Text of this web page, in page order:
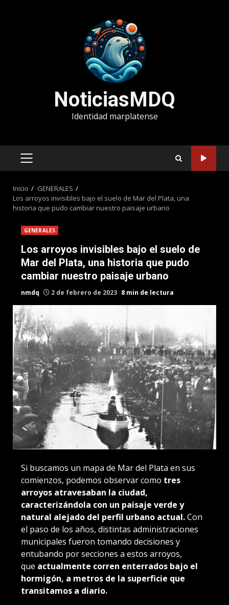
NoticiasMDQ
Identidad marplatense
MENÚ
Inicio
GENERALES
Los arroyos invisibles bajo el suelo de Mar del Plata, una
historia que pudo cambiar nuestro paisaje urbano
GENERALES
Los arroyos invisibles bajo el suelo de
Mar del Plata, una historia que pudo
cambiar nuestro paisaje urbano
nmdq 2 de febrero de 2023 8 min de lectura
Si buscamos un mapa de Mar del Plata en sus
comienzos, podemos observar como tres
arroyos atravesaban la ciudad,
caracterizándola con un paisaje verde y
natural alejado del perfil urbano actual.Con
el paso de los años, distintas administraciones
municipales fueron tomando decisiones y
entubando por secciones a estos arroyos,
que actualmente corren enterrados bajo el
hormigón, a metros de la superficie que
transitamos a diario.